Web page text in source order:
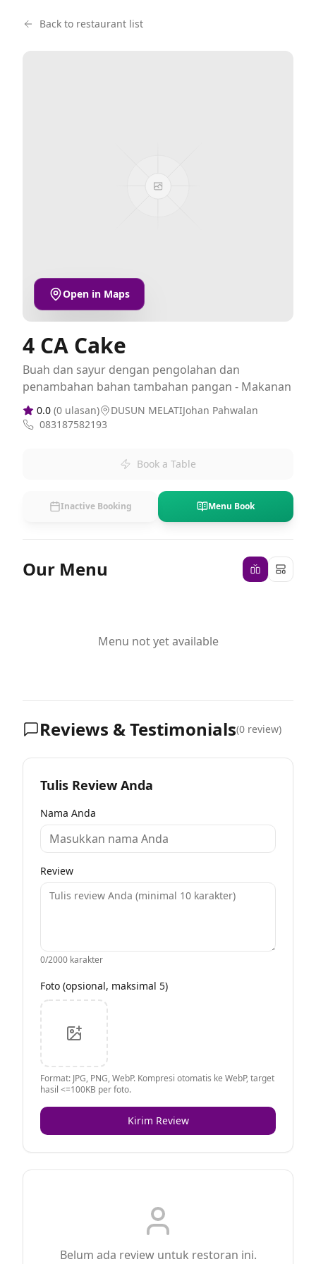
Back to restaurant list
Open in Maps
4 CA Cake
Buah dan sayur dengan pengolahan dan
penambahan bahan tambahan pangan - Makanan
0.0 (0 ulasan)
DUSUN MELATIJohan Pahwalan
083187582193
Book a Table
Inactive Booking Menu Book
Our Menu
Menu not yet available
Reviews & Testimonials(0 review)
Tulis Review Anda
Nama Anda
Review
0/2000 karakter
Foto (opsional, maksimal 5)
Format: JPG, PNG, WebP. Kompresi otomatis ke WebP, target
hasil <=100KB per foto.
Kirim Review
Belum ada review untuk restoran ini.